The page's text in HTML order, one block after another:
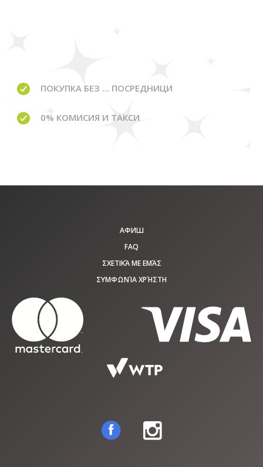
ПОКУПКА БЕЗ ... ПОСРЕДНИЦИ
0% КОМИСИЯ И ТАКСИ
АФИШ
FAQ
ΣΧΕΤΙΚΆ ΜΕ ΕΜΆΣ
ΣΥΜΦΩΝΊΑ ΧΡΉΣΤΗ